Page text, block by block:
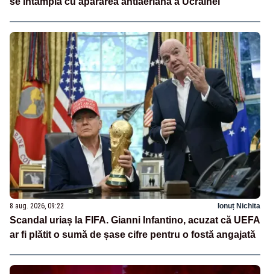
8 aug. 2026, 09:22 Ionuț Nichita
Scandal uriaș la FIFA. Gianni Infantino, acuzat că UEFA
ar fi plătit o sumă de șase cifre pentru o fostă angajată